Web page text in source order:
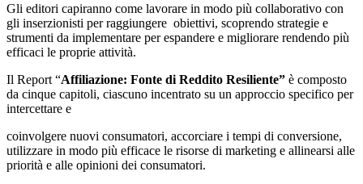
Gli editori capiranno come lavorare in modo più collaborativo con
gli inserzionisti per raggiungere obiettivi, scoprendo strategie e
strumenti da implementare per espandere e migliorare rendendo più
efficaci le proprie attività.
Il Report “Affiliazione: Fonte di Reddito Resiliente” è composto
da cinque capitoli, ciascuno incentrato su un approccio specifico per
intercettare e
coinvolgere nuovi consumatori, accorciare i tempi di conversione,
utilizzare in modo più efficace le risorse di marketing e allinearsi alle
priorità e alle opinioni dei consumatori.